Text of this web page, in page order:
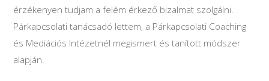
érzékenyen tudjam a felém érkező bizalmat szolgálni.
Párkapcsolati tanácsadó lettem, a Párkapcsolati Coaching
és Mediációs Intézetnél megismert és tanított módszer
alapján.